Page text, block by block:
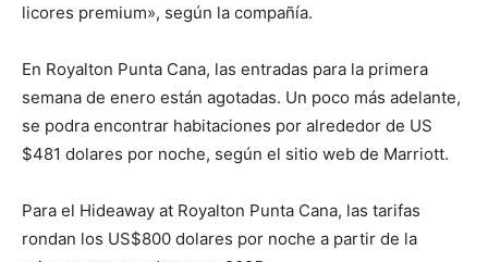
licores premium», según la compañía.
En Royalton Punta Cana, las entradas para la primera
semana de enero están agotadas. Un poco más adelante,
se podra encontrar habitaciones por alrededor de US
$481 dolares por noche, según el sitio web de Marriott.
Para el Hideaway at Royalton Punta Cana, las tarifas
rondan los US$800 dolares por noche a partir de la